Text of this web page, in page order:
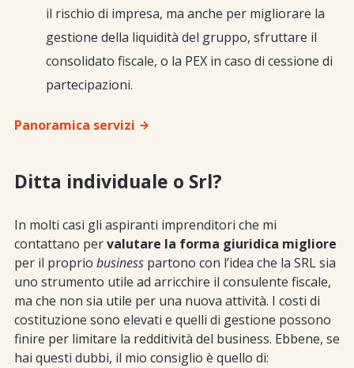
il rischio di impresa, ma anche per migliorare la
gestione della liquidità del gruppo, sfruttare il
consolidato fiscale, o la PEX in caso di cessione di
partecipazioni.
Panoramica servizi
Ditta individuale o Srl?
In molti casi gli aspiranti imprenditori che mi
contattano pervalutare la forma giuridica migliore
per il proprio business partono con l’idea che la SRL sia
uno strumento utile ad arricchire il consulente fiscale,
ma che non sia utile per una nuova attività. I costi di
costituzione sono elevati e quelli di gestione possono
finire per limitare la redditività del business. Ebbene, se
hai questi dubbi, il mio consiglio è quello di: